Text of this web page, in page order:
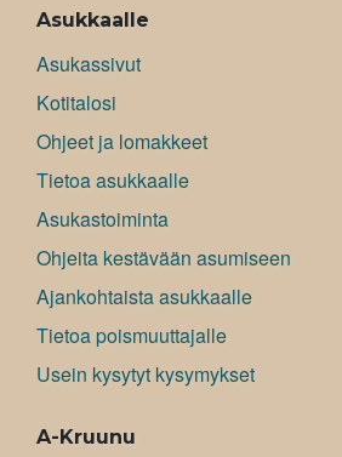
Asukkaalle
Asukassivut
Kotitalosi
Ohjeet ja lomakkeet
Tietoa asukkaalle
Asukastoiminta
Ohjeita kestävään asumiseen
Ajankohtaista asukkaalle
Tietoa poismuuttajalle
Usein kysytyt kysymykset
A-Kruunu